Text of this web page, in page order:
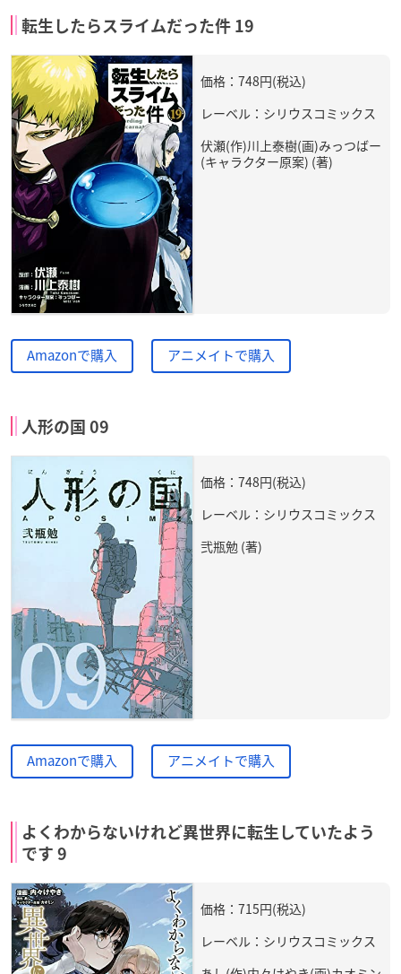
転生したらスライムだった件 19
価格：748円(税込)
レーベル：シリウスコミックス
伏瀬(作)川上泰樹(画)みっつばー
(キャラクター原案) (著)
Amazonで購入 アニメイトで購入
人形の国 09
価格：748円(税込)
レーベル：シリウスコミックス
弐瓶勉 (著)
Amazonで購入 アニメイトで購入
よくわからないけれど異世界に転生していたよう
です 9
価格：715円(税込)
レーベル：シリウスコミックス